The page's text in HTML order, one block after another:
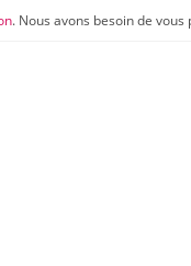
. Nous avons besoin de